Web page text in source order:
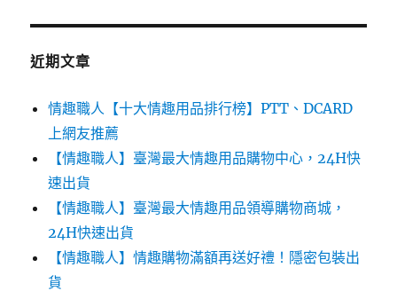
近期文章
情趣職人【十大情趣用品排行榜】PTT、DCARD
上網友推薦
【情趣職人】臺灣最大情趣用品購物中心，24H快
速出貨
【情趣職人】臺灣最大情趣用品領導購物商城，
24H快速出貨
【情趣職人】情趣購物滿額再送好禮！隱密包裝出
貨